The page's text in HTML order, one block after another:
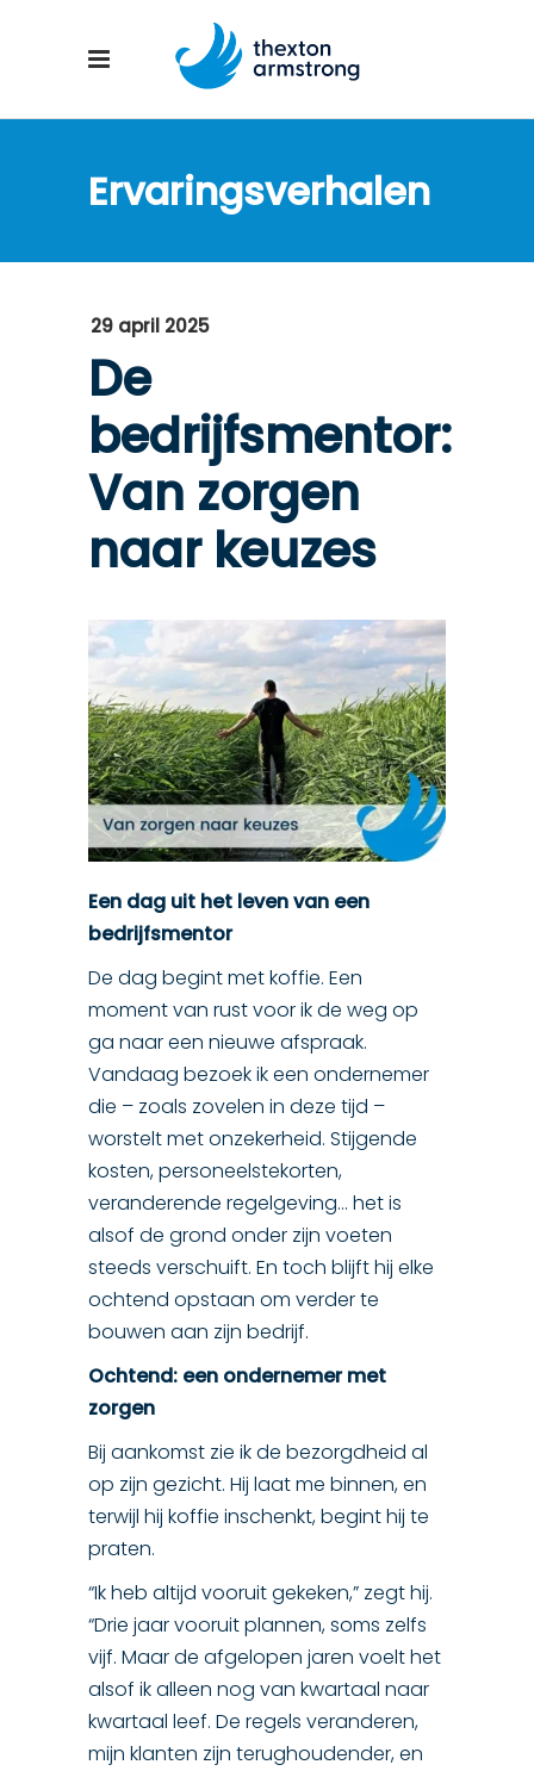
Ervaringsverhalen
29 april 2025
De
bedrijfsmentor:
Van zorgen
naar keuzes
Een dag uit het leven van een
bedrijfsmentor
De dag begint met koffie. Een
moment van rust voor ik de weg op
ga naar een nieuwe afspraak.
Vandaag bezoek ik een ondernemer
die – zoals zovelen in deze tijd –
worstelt met onzekerheid. Stijgende
kosten, personeelstekorten,
veranderende regelgeving… het is
alsof de grond onder zijn voeten
steeds verschuift. En toch blijft hij elke
ochtend opstaan om verder te
bouwen aan zijn bedrijf.
Ochtend: een ondernemer met
zorgen
Bij aankomst zie ik de bezorgdheid al
op zijn gezicht. Hij laat me binnen, en
terwijl hij koffie inschenkt, begint hij te
praten.
“Ik heb altijd vooruit gekeken,” zegt hij.
“Drie jaar vooruit plannen, soms zelfs
vijf. Maar de afgelopen jaren voelt het
alsof ik alleen nog van kwartaal naar
kwartaal leef. De regels veranderen,
mijn klanten zijn terughoudender, en